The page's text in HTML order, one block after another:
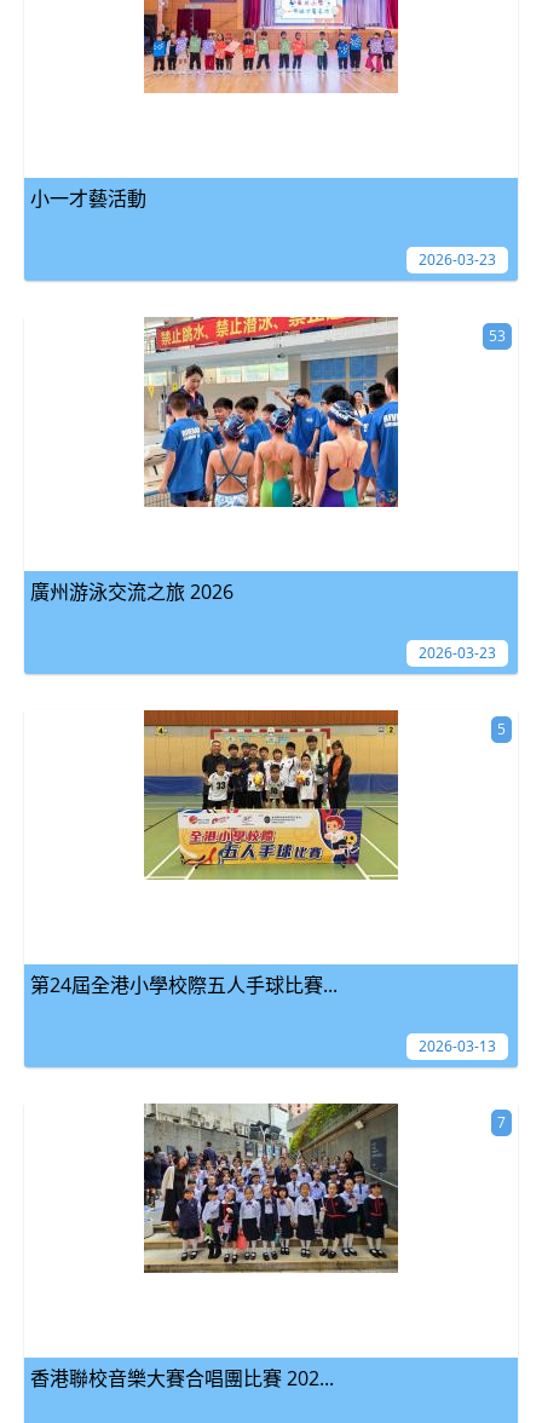
小一才藝活動
2026-03-23
廣州游泳交流之旅 2026
53
2026-03-23
第24屆全港小學校際五人手球比賽...
5
2026-03-13
香港聯校音樂大賽合唱團比賽 202...
7